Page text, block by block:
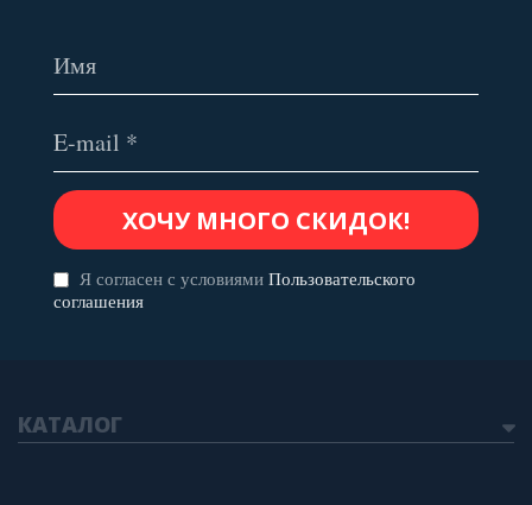
Я согласен с условиями Пользовательского
соглашения
КАТАЛОГ